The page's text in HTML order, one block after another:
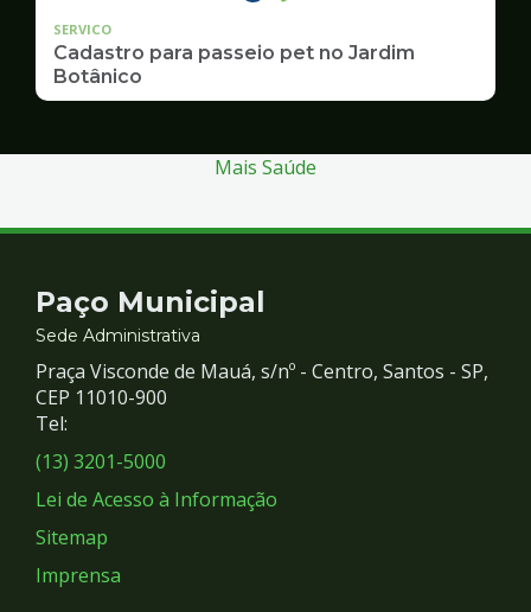
SERVICO
Cadastro para passeio pet no Jardim
Botânico
Mais Saúde
Contato
e
Redes
Sociais
Paço Municipal
Sede Administrativa
Praça Visconde de Mauá, s/nº - Centro, Santos - SP,
CEP 11010-900
Tel:
(13) 3201-5000
Lei de Acesso à Informação
Sitemap
Imprensa